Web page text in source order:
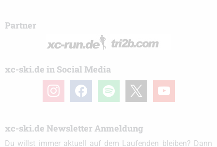
Partner
xc-ski.de in Social Media
instagramfacebook spotify youtube
xc-ski.de Newsletter Anmeldung
Du willst immer aktuell auf dem Laufenden bleiben? Dann